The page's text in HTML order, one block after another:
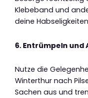
Klebeband und
deine
6. Entrümpeln und
Nutze die
Winterthur nach
Sachen aus und